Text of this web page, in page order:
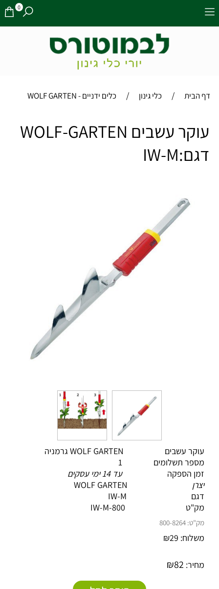
0
דף הבית / כלי גינון / כלים ידניים - WOLF GARTEN
עוקר עשבים WOLF-GARTEN
דגם:IW-M
עוקר עשבים WOLF GARTEN גרמניה
מספר תשלומים 1
זמן הספקהעד 14 ימי עסקים
יצרן WOLF GARTEN
דגם IW-M
מק"ט
מק"ט: 800-8264
משלוח: ₪29
מחיר: ₪82